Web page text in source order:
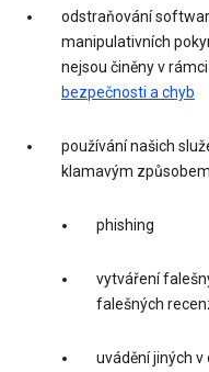
odstraňování
manipulativních
nejsou činěny v
bezpečnosti a chyb
používání našich
klamavým
phishing
vytváření
falešných
uvádění jiných